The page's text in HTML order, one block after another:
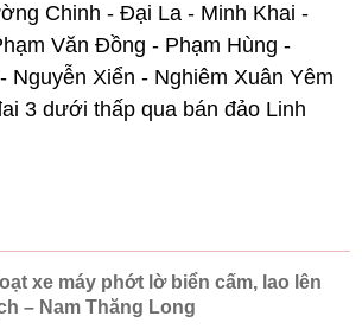
Chinh - Đại La - Minh Khai -
Văn Đồng - Phạm Hùng -
Nguyễn Xiển - Nghiêm Xuân Yêm
3 dưới thấp qua bán đảo Linh
xe máy phớt lờ biển cấm, lao lên
– Nam Thăng Long